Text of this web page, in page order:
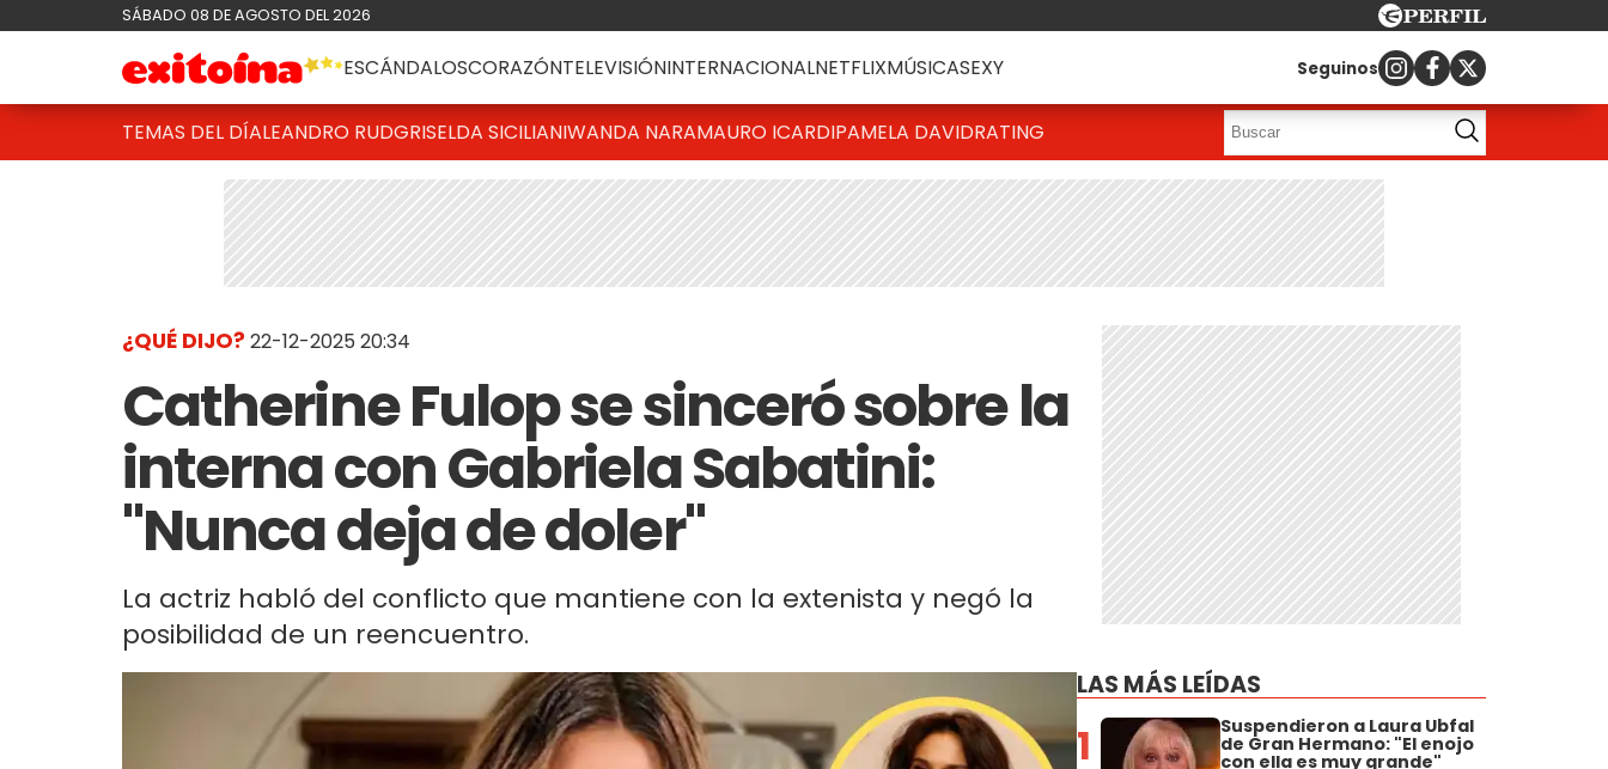
SÁBADO 08 DE AGOSTO DEL 2026
ESCÁNDALOSCORAZÓNTELEVISIÓNINTERNACIONALNETFLIXMÚSICASEXY Seguinos
TEMAS DEL DÍALEANDRO RUDGRISELDA SICILIANIWANDA NARAMAURO ICARDIPAMELA DAVIDRATING
¿QUÉ DIJO? 22-12-2025 20:34
Catherine Fulop se sinceró sobre la
interna con Gabriela Sabatini:
"Nunca deja de doler"
La actriz habló del conflicto que mantiene con la extenista y negó la
posibilidad de un reencuentro.
LAS MÁS LEÍDAS
1 Suspendieron a Laura Ubfal
de Gran Hermano: "El enojo
con ella es muy grande"